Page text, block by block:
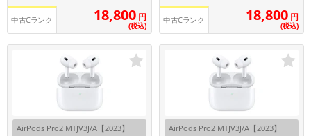
中古Cランク 18,800 円
(税込)
中古Cランク 18,800 円
(税込)
AirPods Pro2 MTJV3J/A【2023】 AirPods Pro2 MTJV3J/A【2023】